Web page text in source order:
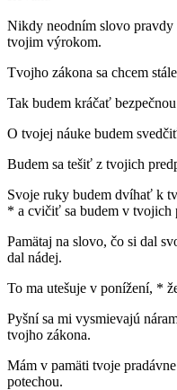
Nikdy neodním slovo
tvojim výrokom.
Tvojho zákona sa chcem
Tak budem kráčať
O tvojej náuke budem
Budem sa tešiť z tvojich
Svoje ruky budem dvíhať k
* a cvičiť sa budem v tvojich
Pamätaj na slovo, čo si dal
dal nádej.
To ma utešuje v ponížení, *
Pyšní sa mi vysmievajú
tvojho zákona.
Mám v pamäti tvoje
potechou.